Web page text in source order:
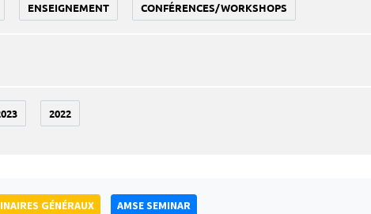
ENSEIGNEMENT CONFÉRENCES/WORKSHOPS
2022
GÉNÉRAUX AMSE SEMINAR